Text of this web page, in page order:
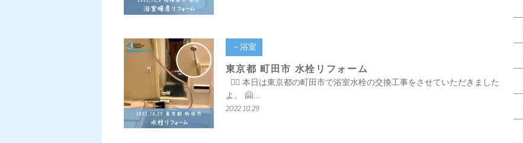
－浴室
東京都 町田市 水栓リフォーム
💁‍♀️ 本日は東京都の町田市で浴室水栓の交換工事をさせていただきました
よ。 🤗…
2022.10.29